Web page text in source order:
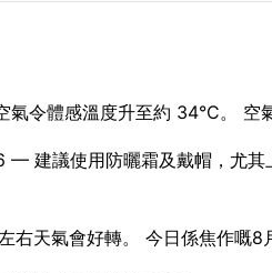
令體感溫度升至約 34°C。 空
建議使用防曬霜及戴帽，尤其
天氣會好轉。 今日係焦作嘅8